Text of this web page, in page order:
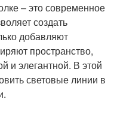
– это современное
создать
добавляют
пространство,
и элегантной. В этой
световые линии в